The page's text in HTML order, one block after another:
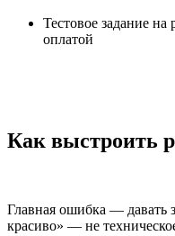
Тестовое задание
оплатой
Как выстроить
Главная ошибка — давать
красиво» — не